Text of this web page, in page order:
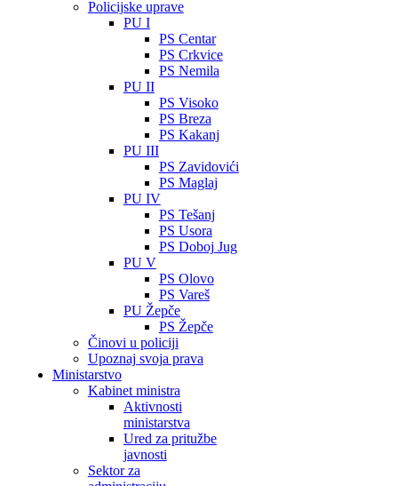
Policijske uprave
PU I
PS Centar
PS Crkvice
PS Nemila
PU II
PS Visoko
PS Breza
PS Kakanj
PU III
PS Zavidovići
PS Maglaj
PU IV
PS Tešanj
PS Usora
PS Doboj Jug
PU V
PS Olovo
PS Vareš
PU Žepče
PS Žepče
Činovi u policiji
Upoznaj svoja prava
Ministarstvo
Kabinet ministra
Aktivnosti
ministarstva
Ured za pritužbe
javnosti
Sektor za